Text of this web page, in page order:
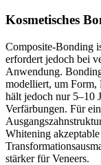
Kosmetisches
Composite-Bonding
erfordert jedoch bei
Anwendung.
modelliert, um Form,
hält jedoch nur 5–10
Verfärbungen. Für
Whitening
stärker für Veneers.